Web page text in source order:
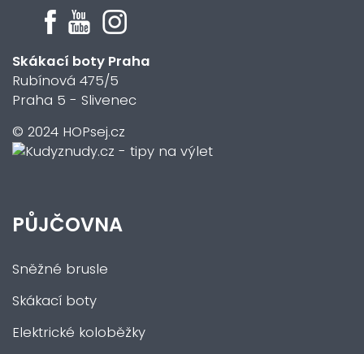
Skákací boty Praha
Rubínová 475/5
Praha 5 - Slivenec
© 2024 HOPsej.cz
PŮJČOVNA
Sněžné brusle
Skákací boty
Elektrické koloběžky